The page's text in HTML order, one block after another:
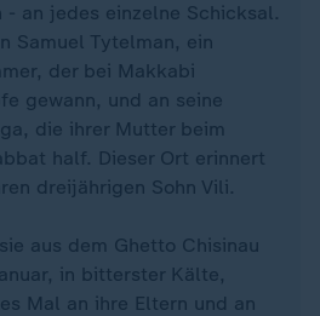
- an jedes einzelne Schicksal.
Samuel Tytelman, ein
der bei Makkabi
gewann, und an seine
die ihrer Mutter beim
half. Dieser Ort erinnert
dreijährigen Sohn Vili.
aus dem Ghetto Chisinau
in bitterster Kälte,
Mal an ihre Eltern und an